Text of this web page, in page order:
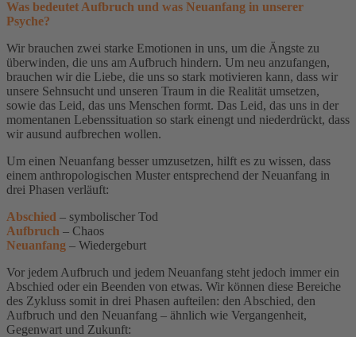
Was bedeutet Aufbruch und was Neuanfang in unserer
Psyche?
Wir brauchen zwei starke Emotionen in uns, um die Ängste zu
überwinden, die uns am Aufbruch hindern. Um neu anzufangen,
brauchen wir die Liebe, die uns so stark motivieren kann, dass wir
unsere Sehnsucht und unseren Traum in die Realität umsetzen,
sowie das Leid, das uns Menschen formt. Das Leid, das uns in der
momentanen Lebenssituation so stark einengt und niederdrückt, dass
wir ausund aufbrechen wollen.
Um einen Neuanfang besser umzusetzen, hilft es zu wissen, dass
einem anthropologischen Muster entsprechend der Neuanfang in
drei Phasen verläuft:
Abschied – symbolischer Tod
Aufbruch – Chaos
Neuanfang – Wiedergeburt
Vor jedem Aufbruch und jedem Neuanfang steht jedoch immer ein
Abschied oder ein Beenden von etwas. Wir können diese Bereiche
des Zykluss somit in drei Phasen aufteilen: den Abschied, den
Aufbruch und den Neuanfang – ähnlich wie Vergangenheit,
Gegenwart und Zukunft: